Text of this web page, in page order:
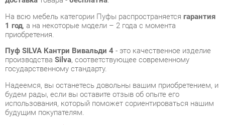
Пуф SILVA Кантри Вивальди 4- это качественное изделие
производстваSilva, соответствующее современному
государственному стандарту.
Надеемся, вы останетесь довольны вашим приобретением, и
будем рады, если вы оставите отзыв об опыте его
использования, который поможет сориентироваться нашим
будущим покупателям.
консультацию, фото и видеообзор продукции вы можете по
e-mail, телефону в Екатеринбурге и через мессенджеры
Telegram и WhatsApp.